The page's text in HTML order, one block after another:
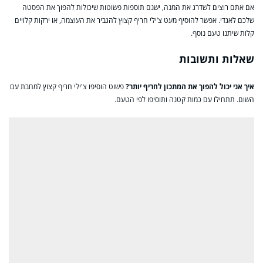
אם אתם רוצים לשדרג את המנה, ישנם תוספות פשוטות שיכולות להפוך את הפסטה
שלכם לאגדי. אפשר להוסיף מעט צ’ילי חריף קצוץ להגביר את העוצמה, או ירקות קלויים
קלות שיתנו טעם נוסף.
שאלות ותשובות
איך אני יכול להפוך את המתכון לחריף יותר?פשוט הוסיפו צ'ילי חריף קצוץ למחבת עם
השום. תתחילו עם כמות קטנה ותוסיפו לפי הטעם.